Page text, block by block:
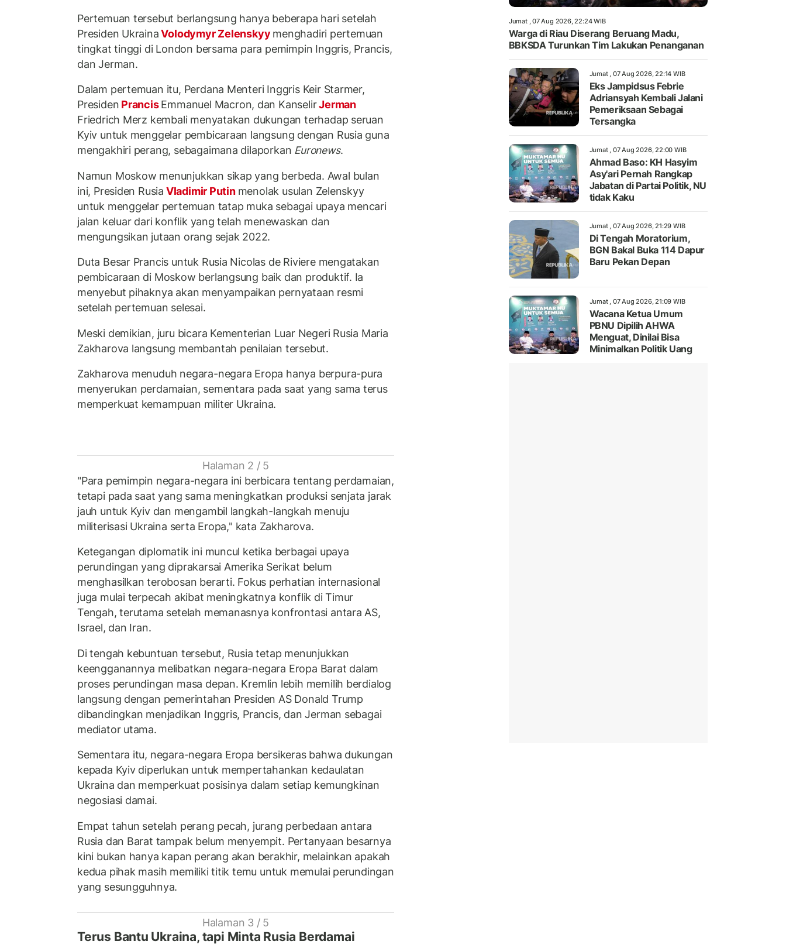
Pertemuan tersebut berlangsung hanya beberapa hari setelah
Presiden UkrainaVolodymyr Zelenskyy menghadiri pertemuan
tingkat tinggi di London bersama para pemimpin Inggris, Prancis,
dan Jerman.
Dalam pertemuan itu, Perdana Menteri Inggris Keir Starmer,
Presiden PrancisEmmanuel Macron, dan KanselirJerman
Friedrich Merz kembali menyatakan dukungan terhadap seruan
Kyiv untuk menggelar pembicaraan langsung dengan Rusia guna
mengakhiri perang, sebagaimana dilaporkan Euronews.
Namun Moskow menunjukkan sikap yang berbeda. Awal bulan
ini, Presiden Rusia Vladimir Putin menolak usulan Zelenskyy
untuk menggelar pertemuan tatap muka sebagai upaya mencari
jalan keluar dari konflik yang telah menewaskan dan
mengungsikan jutaan orang sejak 2022.
Duta Besar Prancis untuk Rusia Nicolas de Riviere mengatakan
pembicaraan di Moskow berlangsung baik dan produktif. Ia
menyebut pihaknya akan menyampaikan pernyataan resmi
setelah pertemuan selesai.
Meski demikian, juru bicara Kementerian Luar Negeri Rusia Maria
Zakharova langsung membantah penilaian tersebut.
Zakharova menuduh negara-negara Eropa hanya berpura-pura
menyerukan perdamaian, sementara pada saat yang sama terus
memperkuat kemampuan militer Ukraina.
Halaman 2 / 5
"Para pemimpin negara-negara ini berbicara tentang perdamaian,
tetapi pada saat yang sama meningkatkan produksi senjata jarak
jauh untuk Kyiv dan mengambil langkah-langkah menuju
militerisasi Ukraina serta Eropa," kata Zakharova.
Ketegangan diplomatik ini muncul ketika berbagai upaya
perundingan yang diprakarsai Amerika Serikat belum
menghasilkan terobosan berarti. Fokus perhatian internasional
juga mulai terpecah akibat meningkatnya konflik di Timur
Tengah, terutama setelah memanasnya konfrontasi antara AS,
Israel, dan Iran.
Di tengah kebuntuan tersebut, Rusia tetap menunjukkan
keengganannya melibatkan negara-negara Eropa Barat dalam
proses perundingan masa depan. Kremlin lebih memilih berdialog
langsung dengan pemerintahan Presiden AS Donald Trump
dibandingkan menjadikan Inggris, Prancis, dan Jerman sebagai
mediator utama.
Sementara itu, negara-negara Eropa bersikeras bahwa dukungan
kepada Kyiv diperlukan untuk mempertahankan kedaulatan
Ukraina dan memperkuat posisinya dalam setiap kemungkinan
negosiasi damai.
Empat tahun setelah perang pecah, jurang perbedaan antara
Rusia dan Barat tampak belum menyempit. Pertanyaan besarnya
kini bukan hanya kapan perang akan berakhir, melainkan apakah
kedua pihak masih memiliki titik temu untuk memulai perundingan
yang sesungguhnya.
Halaman 3 / 5
Terus Bantu Ukraina, tapi Minta Rusia Berdamai
Jumat , 07 Aug 2026, 22:24 WIB
Warga di Riau Diserang Beruang Madu,
BBKSDA Turunkan Tim Lakukan Penanganan
Jumat , 07 Aug 2026, 22:14 WIB
Eks Jampidsus Febrie
Adriansyah Kembali Jalani
Pemeriksaan Sebagai
Tersangka
Jumat , 07 Aug 2026, 22:00 WIB
Ahmad Baso: KH Hasyim
Asy'ari Pernah Rangkap
Jabatan di Partai Politik, NU
tidak Kaku
Jumat , 07 Aug 2026, 21:29 WIB
Di Tengah Moratorium,
BGN Bakal Buka 114 Dapur
Baru Pekan Depan
Jumat , 07 Aug 2026, 21:09 WIB
Wacana Ketua Umum
PBNU Dipilih AHWA
Menguat, Dinilai Bisa
Minimalkan Politik Uang